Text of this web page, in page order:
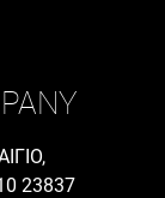
23837